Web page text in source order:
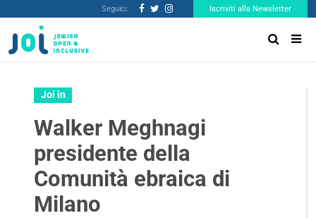
Seguici: Iscriviti alla Newsletter
Joi in
Walker Meghnagi
presidente della
Comunità ebraica di
Milano